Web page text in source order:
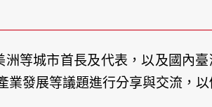
等城市首長及代表，以及國內
業發展等議題進行分享與交流，